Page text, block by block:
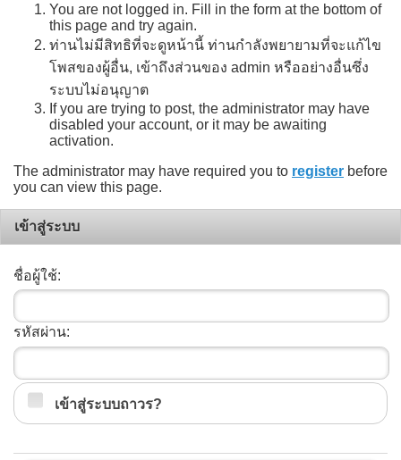
You are not logged in. Fill in the form at the bottom of
this page and try again.
ท่านไม่มีสิทธิที่จะดูหน้านี้ ท่านกำลังพยายามที่จะแก้ไข
โพสของผู้อื่น, เข้าถึงส่วนของ admin หรืออย่างอื่นซึ่ง
ระบบไม่อนุญาต
If you are trying to post, the administrator may have
disabled your account, or it may be awaiting
activation.
The administrator may have required you to register before
you can view this page.
เข้าสู่ระบบ
ชื่อผู้ใช้:
รหัสผ่าน:
เข้าสู่ระบบถาวร?